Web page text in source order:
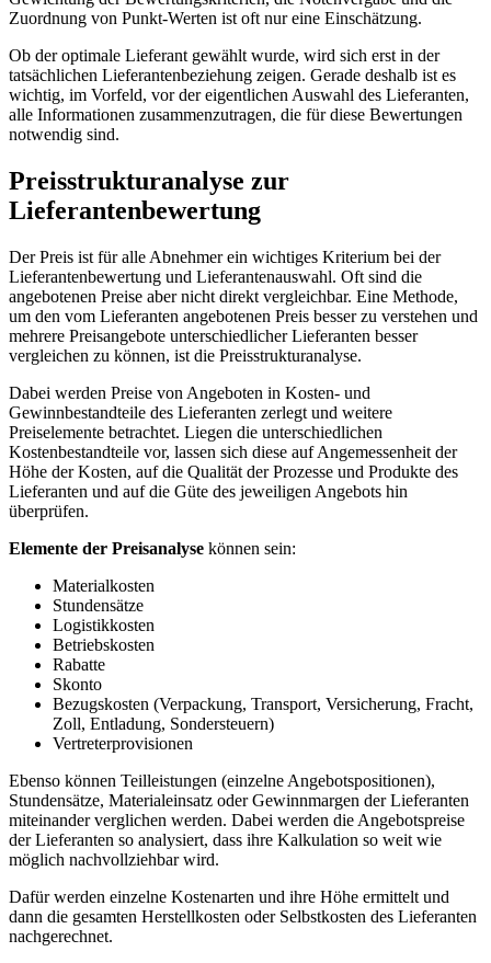
Zuordnung von Punkt-Werten ist oft nur eine Einschätzung.
Ob der optimale Lieferant gewählt wurde, wird sich erst in der
tatsächlichen Lieferantenbeziehung zeigen. Gerade deshalb ist es
wichtig, im Vorfeld, vor der eigentlichen Auswahl des Lieferanten,
alle Informationen zusammenzutragen, die für diese Bewertungen
notwendig sind.
Preisstrukturanalyse zur
Lieferantenbewertung
Der Preis ist für alle Abnehmer ein wichtiges Kriterium bei der
Lieferantenbewertung und Lieferantenauswahl. Oft sind die
angebotenen Preise aber nicht direkt vergleichbar. Eine Methode,
um den vom Lieferanten angebotenen Preis besser zu verstehen und
mehrere Preisangebote unterschiedlicher Lieferanten besser
vergleichen zu können, ist die Preisstrukturanalyse.
Dabei werden Preise von Angeboten in Kosten- und
Gewinnbestandteile des Lieferanten zerlegt und weitere
Preiselemente betrachtet. Liegen die unterschiedlichen
Kostenbestandteile vor, lassen sich diese auf Angemessenheit der
Höhe der Kosten, auf die Qualität der Prozesse und Produkte des
Lieferanten und auf die Güte des jeweiligen Angebots hin
überprüfen.
Elemente der Preisanalyse können sein:
Materialkosten
Stundensätze
Logistikkosten
Betriebskosten
Rabatte
Skonto
Bezugskosten (Verpackung, Transport, Versicherung, Fracht,
Zoll, Entladung, Sondersteuern)
Vertreterprovisionen
Ebenso können Teilleistungen (einzelne Angebotspositionen),
Stundensätze, Materialeinsatz oder Gewinnmargen der Lieferanten
miteinander verglichen werden. Dabei werden die Angebotspreise
der Lieferanten so analysiert, dass ihre Kalkulation so weit wie
möglich nachvollziehbar wird.
Dafür werden einzelne Kostenarten und ihre Höhe ermittelt und
dann die gesamten Herstellkosten oder Selbstkosten des Lieferanten
nachgerechnet.